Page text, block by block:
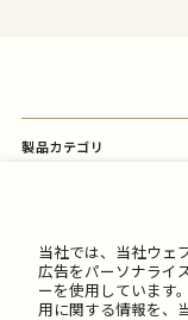
当社では、当社ウェ
広告をパーソナライ
ーを使用しています
用に関する情報を、
製品カテゴリ
FAQ